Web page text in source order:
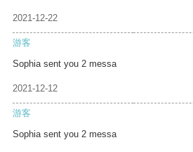
2021-12-22
游客
Sophia sent you 2 messa
2021-12-12
游客
Sophia sent you 2 messa